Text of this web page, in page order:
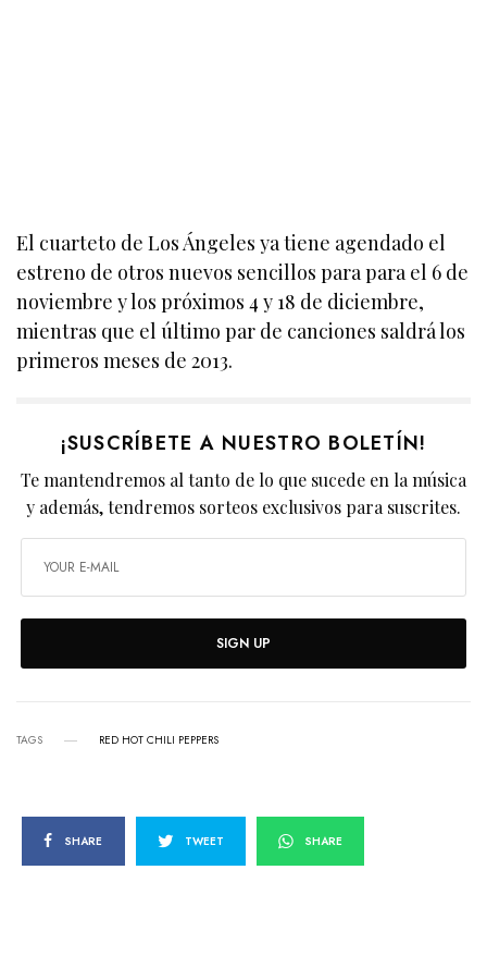
El cuarteto de Los Ángeles ya tiene agendado el
estreno de otros nuevos sencillos para para el 6 de
noviembre y los próximos 4 y 18 de diciembre,
mientras que el último par de canciones saldrá los
primeros meses de 2013.
¡SUSCRÍBETE A NUESTRO BOLETÍN!
Te mantendremos al tanto de lo que sucede en la música
y además, tendremos sorteos exclusivos para suscrites.
SIGN UP
TAGS RED HOT CHILI PEPPERS
SHARE TWEET SHARE